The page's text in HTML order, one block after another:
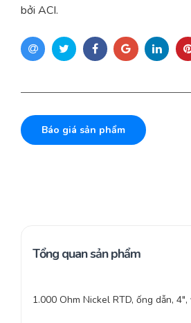
bởi ACI.
Báo giá sản phẩm
Tổng quan sản phẩm
1.000 Ohm Nickel RTD, ống dẫn,